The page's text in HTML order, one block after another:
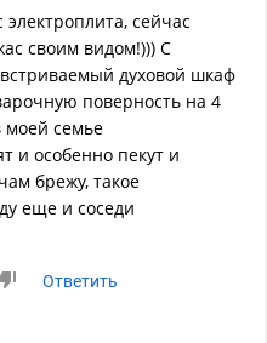
сейчас
своим видом!))) С
встриваемый духовой шкаф
поверность на 4
моей семье
и особенно пекут и
брежу, такое
еще и соседи
Ответить